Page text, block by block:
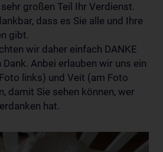
großen Teil Ihr Verdienst.
dass es Sie alle und Ihre
gibt.
wir daher einfach DANKE
Dank. Anbei erlauben wir uns ein
links) und Veit (am Foto
damit Sie sehen können, wer
hat.